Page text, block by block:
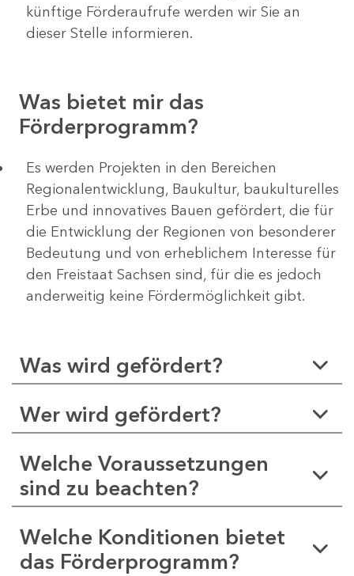
künftige Förderaufrufe werden wir Sie an
dieser Stelle informieren.
Was bietet mir das
Förderprogramm?
Es werden Projekten in den Bereichen
Regionalentwicklung, Baukultur, baukulturelles
Erbe und innovatives Bauen gefördert, die für
die Entwicklung der Regionen von besonderer
Bedeutung und von erheblichem Interesse für
den Freistaat Sachsen sind, für die es jedoch
anderweitig keine Fördermöglichkeit gibt.
Was wird gefördert?
Wer wird gefördert?
Welche Voraussetzungen
sind zu beachten?
Welche Konditionen bietet
das Förderprogramm?